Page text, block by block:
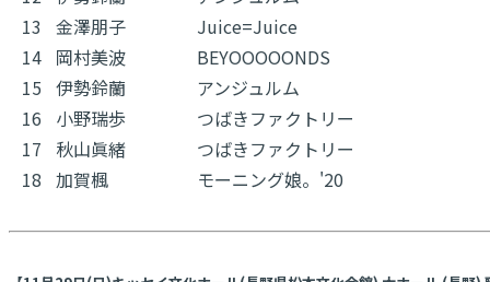
13
金澤朋子
Juice=Juice
14 岡村美波
BEYOOOOONDS
15 伊勢鈴蘭
アンジュルム
16
小野瑞歩
つばきファクトリー
17
秋山眞緒
つばきファクトリー
18 加賀楓 モーニング娘。'20